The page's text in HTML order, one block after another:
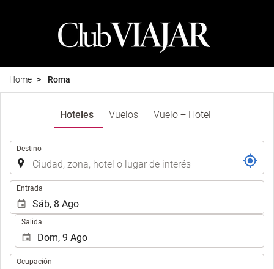
Home Roma
Hoteles Vuelos Vuelo + Hotel
Introduzca
lugar
de
destino
en
que
realizar
Destino
Introduzca
las
fechas
inicio
fin
Entrada
Salida
Ocupación
Ocupación